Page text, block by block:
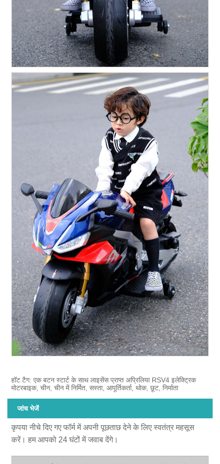
हॉट टैग: एक बटन स्टार्ट के साथ लाइसेंस प्राप्त अप्रिलिया RSV4 इलेक्ट्रिक
मोटरबाइक, चीन, चीन में निर्मित, सस्ता, आपूर्तिकर्ता, थोक, छूट, निर्माता
जांच भेजें
कृपया नीचे दिए गए फॉर्म में अपनी पूछताछ देने के लिए स्वतंत्र महसूस
करें। हम आपको 24 घंटों में जवाब देंगे।